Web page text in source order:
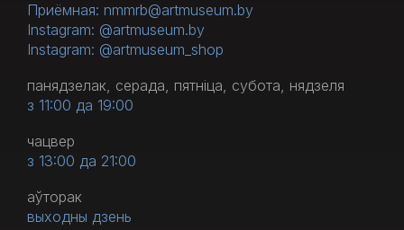
Приёмная: nmmrb@artmuseum.by
Instagram: @artmuseum.by
Instagram: @artmuseum_shop
панядзелак, серада, пятніца, субота, нядзеля
з 11:00 да 19:00
чацвер
з 13:00 да 21:00
аўторак
выходны дзень